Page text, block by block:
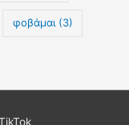
φοβάμαι(3)